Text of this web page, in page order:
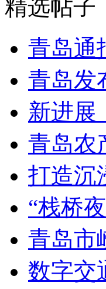
精选帖子
青岛通
青岛发
新进展
青岛农
打造沉
“栈桥
青岛市
数字交